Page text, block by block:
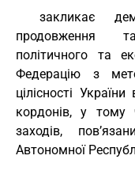
закликає
продовження
політичного та
Федерацію з
цілісності
кордонів, у тому
заходів,
Автономної